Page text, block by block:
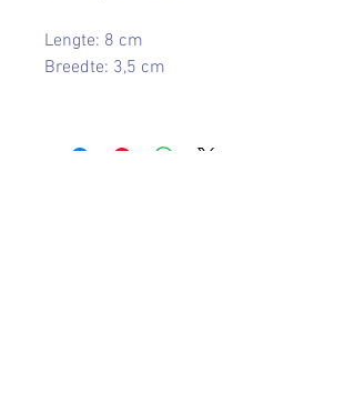
Lengte: 8 cm
Breedte: 3,5 cm